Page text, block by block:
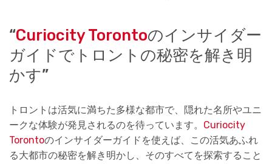
“Curiocity Torontoのインサイダー
ガイドでトロントの秘密を解き明
かす”
トロントは活気に満ちた多様な都市で、隠れた名所やユニ
ークな体験が発見されるのを待っています。 Curiocity
Torontoのインサイダーガイドを使えば、この活気あふれ
る大都市の秘密を解き明かし、そのすべてを探索すること